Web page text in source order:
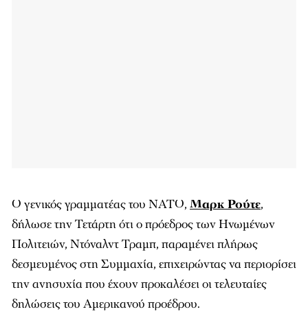
Ο γενικός γραμματέας του ΝΑΤΟ, Μαρκ Ρούτε,
δήλωσε την Τετάρτη ότι ο πρόεδρος των Ηνωμένων
Πολιτειών, Ντόναλντ Τραμπ, παραμένει πλήρως
δεσμευμένος στη Συμμαχία, επιχειρώντας να περιορίσει
την ανησυχία που έχουν προκαλέσει οι τελευταίες
δηλώσεις του Αμερικανού προέδρου.